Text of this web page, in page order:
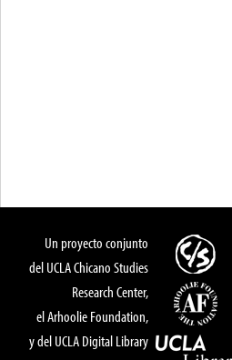
Un proyecto conjunto
del UCLA Chicano Studies
Research Center,
el Arhoolie Foundation,
y del UCLA Digital Library